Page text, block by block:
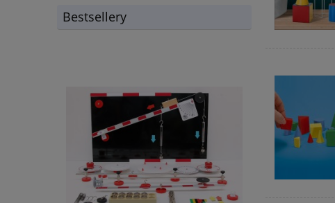
Bestsellery